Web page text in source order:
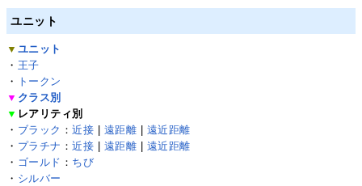
ユニット
▼ ユニット
・ 王子
・
トークン
▼ クラス別
▼ レアリティ別
・ ブラック ：近接 遠距離
遠近距離
・ プラチナ ：近接 遠距離
遠近距離
・ ゴールド ： ちび
・ シルバー